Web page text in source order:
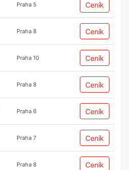
Praha 5 Ceník
Praha 8 Ceník
Praha 10 Ceník
Praha 8 Ceník
Praha 6 Ceník
Praha 7 Ceník
Praha 8 Ceník